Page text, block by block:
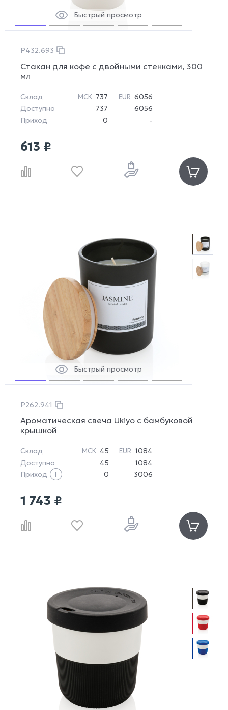
Быстрый просмотр
P432.693
Стакан для кофе с двойными стенками, 300
мл
Склад МСК 737 EUR 6056
Доступно
737
6056
Приход
0 -
613 ₽
Быстрый просмотр
P262.941
Ароматическая свеча Ukiyo с бамбуковой
крышкой
Склад МСК 45 EUR 1084
Доступно
45
1084
Приход
0 3006
1 743 ₽